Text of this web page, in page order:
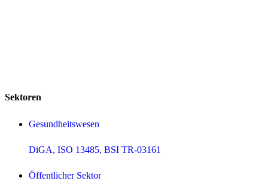
Sektoren
Gesundheitswesen
DiGA, ISO 13485, BSI TR-03161
Öffentlicher Sektor